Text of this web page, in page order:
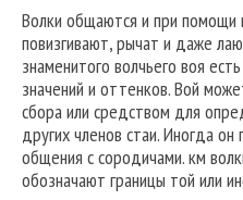
Волки общаются и при помощи
повизгивают, рычат и даже
знаменитого волчьего воя
значений и оттенков. Вой
сбора или средством для
других членов стаи. Иногда
общения с сородичами. км
обозначают границы той или